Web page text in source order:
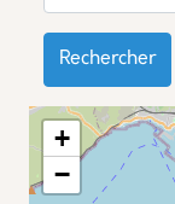
Rechercher
+
−